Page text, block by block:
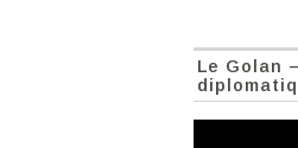
Le Golan